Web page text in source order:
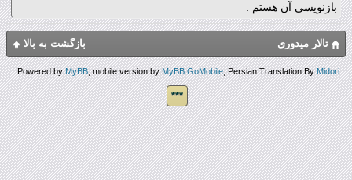
بازنویسی آن هستم .
بازگشت به بالا تالار میدوری
Powered byMyBB, mobile version byMyBB GoMobile, Persian Translation ByMidori
.
***